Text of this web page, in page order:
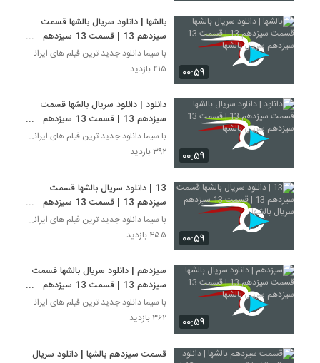
۰۰:۵۹
بالشها | دانلود سریال بالشها قسمت
سیزدهم 13 | قسمت 13 سیزدهم
سریال بالشها
با سیما دانلود جدید ترین فیلم های ایرانی را در لحظ
۴۱۵ بازدید
۰۰:۵۹
دانلود | دانلود سریال بالشها قسمت
سیزدهم 13 | قسمت 13 سیزدهم
سریال بالشها
با سیما دانلود جدید ترین فیلم های ایرانی را در لحظ
۳۹۲ بازدید
۰۰:۵۹
13 | دانلود سریال بالشها قسمت
سیزدهم 13 | قسمت 13 سیزدهم
سریال بالشها
با سیما دانلود جدید ترین فیلم های ایرانی را در لحظ
۴۵۵ بازدید
۰۰:۵۹
سیزدهم | دانلود سریال بالشها قسمت
سیزدهم 13 | قسمت 13 سیزدهم
سریال بالشها
با سیما دانلود جدید ترین فیلم های ایرانی را در لحظ
۳۶۲ بازدید
قسمت سیزدهم بالشها | دانلود سریال